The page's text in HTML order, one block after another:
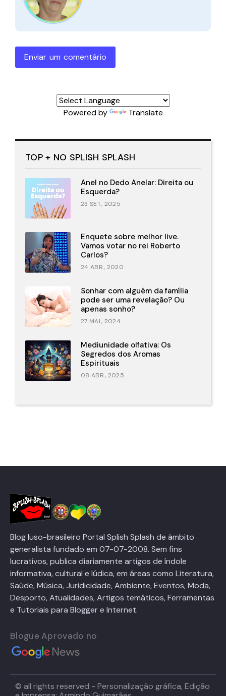
Enviar um comentário
Powered by Translate
TOP + NO SPLISH SPLASH
Anel no Dedo Anelar: Direita ou
Esquerda?
23 SET., 2025
Enquete sobre melhor live.
Vamos votar no rei Roberto
Carlos?
24 ABR., 2020
Sonhar com alguém da família
pode ser uma revelação? Ou
apenas sonho?
27 MAI., 2024
Mediunidade olfativa: Os
Segredos dos Aromas
Espirituais
08 ABR., 2025
Blog luso-brasileiro Portal Splish Splash de âmbito
generalista fundado em 07-07-2008. Sem fins
lucrativos, publica diariamente artigos de índole
informativa, cultural e lúdica, em áreas como Literatura,
Saúde, Música, Juridicidade, Ambiente, Eventos, Moda,
Desporto, Atualidades, Artigos temáticos, Ferramentas
e Tutoriais para Blogger e Internet.
Blogue Aprovado no
© all rights reserved - Personalização gráfica, Edição